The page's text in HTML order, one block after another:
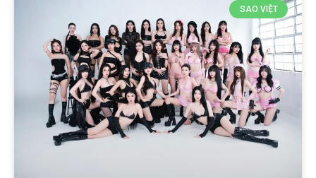
SAO VIỆT